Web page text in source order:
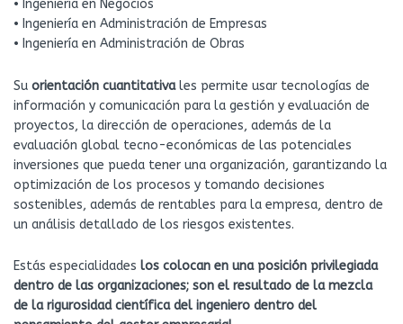
• Ingeniería en Negocios
• Ingeniería en Administración de Empresas
• Ingeniería en Administración de Obras
Su orientación cuantitativales permite usar tecnologías de
información y comunicación para la gestión y evaluación de
proyectos, la dirección de operaciones, además de la
evaluación global tecno-económicas de las potenciales
inversiones que pueda tener una organización, garantizando la
optimización de los procesos y tomando decisiones
sostenibles, además de rentables para la empresa, dentro de
un análisis detallado de los riesgos existentes.
Estás especialidades los colocan en una posición privilegiada
dentro de las organizaciones; son el resultado de la mezcla
de la rigurosidad científica del ingeniero dentro del